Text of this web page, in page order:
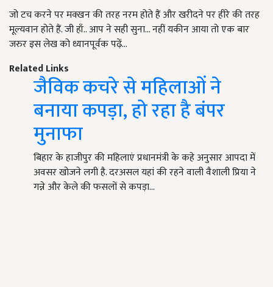
जो टच करने पर मक्खन की तरह नरम होते हैं और खरीदने पर हीरे की तरह
मूल्यवान होते हैं. जी हाँ.. आप ने सही सुना... नहीं यकीन आया तो एक बार
जरुर इस लेख को ध्यानपूर्वक पढ़ें...
Related Links
जैविक कचरे से महिलाओं ने
बनाया कपड़ा, हो रहा है बंपर
मुनाफा
बिहार के हाजीपुर की महिलाएं प्रधानमंत्री के कहे अनुसार आपदा में
अवसर खोजने लगी है. दरअसल यहां की रहने वाली वैशाली प्रिया ने
गन्ने और केले की फसलों से कपड़ा…